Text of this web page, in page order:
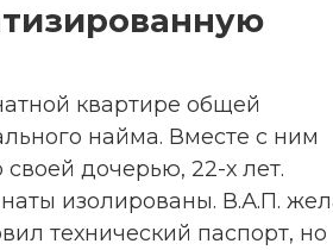
квартире общей
найма. Вместе с ним
дочерью, 22-х лет.
изолированы. В.А.П.
технический паспорт, но